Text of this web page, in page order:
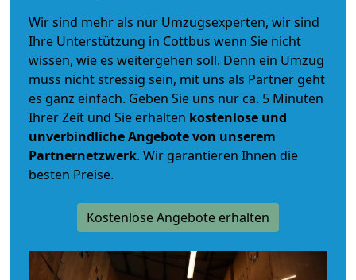
Wir sind mehr als nur Umzugsexperten, wir sind
Ihre Unterstützung in Cottbus wenn Sie nicht
wissen, wie es weitergehen soll. Denn ein Umzug
muss nicht stressig sein, mit uns als Partner geht
es ganz einfach. Geben Sie uns nur ca. 5 Minuten
Ihrer Zeit und Sie erhalten kostenlose und
unverbindlicheAngebote von unserem
Partnernetzwerk. Wir garantieren Ihnen die
besten Preise.
Kostenlose Angebote erhalten